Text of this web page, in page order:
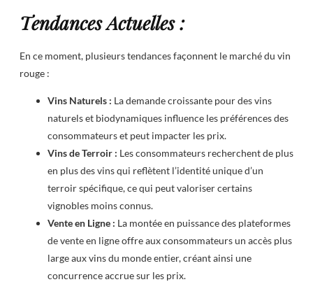
Tendances Actuelles :
En ce moment, plusieurs tendances façonnent le marché du vin
rouge :
Vins Naturels : La demande croissante pour des vins
naturels et biodynamiques influence les préférences des
consommateurs et peut impacter les prix.
Vins de Terroir : Les consommateurs recherchent de plus
en plus des vins qui reflètent l’identité unique d’un
terroir spécifique, ce qui peut valoriser certains
vignobles moins connus.
Vente en Ligne : La montée en puissance des plateformes
de vente en ligne offre aux consommateurs un accès plus
large aux vins du monde entier, créant ainsi une
concurrence accrue sur les prix.